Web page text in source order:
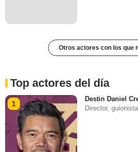
Otros actores con los que
Top actores del día
1
Destin Daniel
Director,